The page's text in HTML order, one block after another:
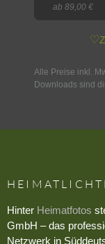
ab 89,00 €
♡
Alle Preise inkl.
Downloads sind
Hinter Heimatfotos
GmbH – das
Netzwerk in